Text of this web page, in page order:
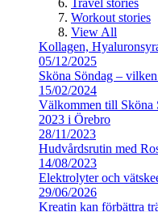
Travel stories
Workout stories
View All
Kollagen,
05/12/2025
Sköna Söndag –
15/02/2024
Välkommen till Sköna
2023 i Örebro
28/11/2023
Hudvårdsrutin med
14/08/2023
Elektrolyter och
29/06/2026
Kreatin kan förbättra